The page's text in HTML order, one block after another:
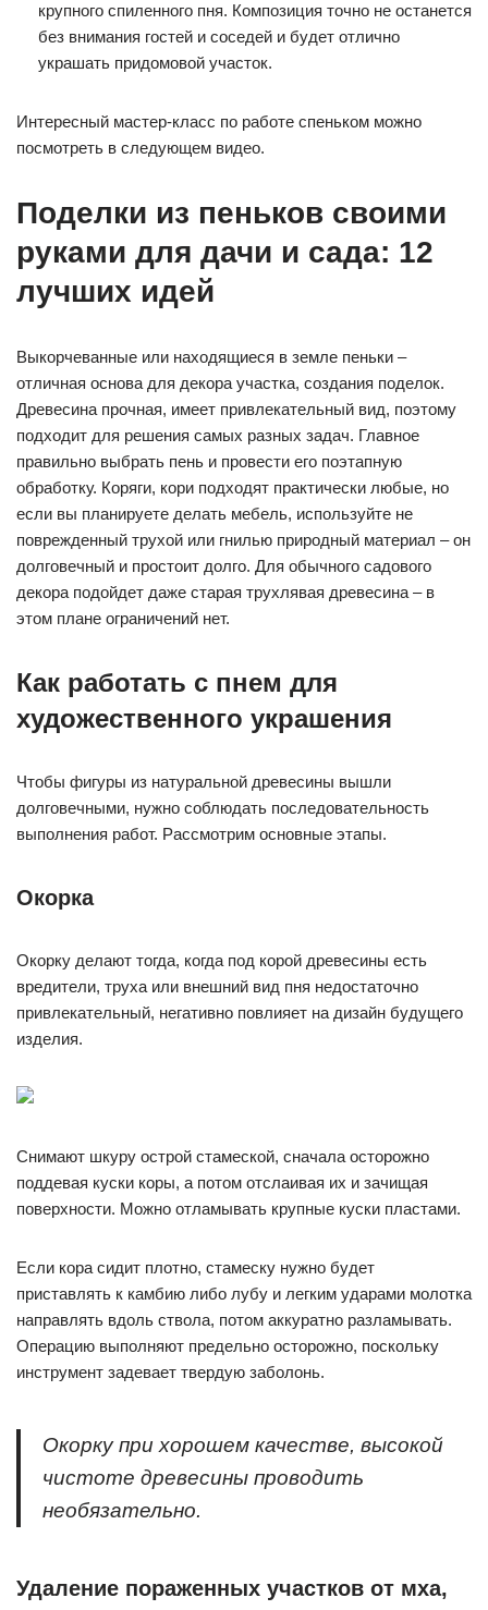
крупного спиленного пня. Композиция точно не останется
без внимания гостей и соседей и будет отлично
украшать придомовой участок.
Интересный мастер-класс по работе спеньком можно
посмотреть в следующем видео.
Поделки из пеньков своими
руками для дачи и сада: 12
лучших идей
Выкорчеванные или находящиеся в земле пеньки –
отличная основа для декора участка, создания поделок.
Древесина прочная, имеет привлекательный вид, поэтому
подходит для решения самых разных задач. Главное
правильно выбрать пень и провести его поэтапную
обработку. Коряги, кори подходят практически любые, но
если вы планируете делать мебель, используйте не
поврежденный трухой или гнилью природный материал – он
долговечный и простоит долго. Для обычного садового
декора подойдет даже старая трухлявая древесина – в
этом плане ограничений нет.
Как работать с пнем для
художественного украшения
Чтобы фигуры из натуральной древесины вышли
долговечными, нужно соблюдать последовательность
выполнения работ. Рассмотрим основные этапы.
Окорка
Окорку делают тогда, когда под корой древесины есть
вредители, труха или внешний вид пня недостаточно
привлекательный, негативно повлияет на дизайн будущего
изделия.
Снимают шкуру острой стамеской, сначала осторожно
поддевая куски коры, а потом отслаивая их и зачищая
поверхности. Можно отламывать крупные куски пластами.
Если кора сидит плотно, стамеску нужно будет
приставлять к камбию либо лубу и легким ударами молотка
направлять вдоль ствола, потом аккуратно разламывать.
Операцию выполняют предельно осторожно, поскольку
инструмент задевает твердую заболонь.
Окорку при хорошем качестве, высокой
чистоте древесины проводить
необязательно.
Удаление пораженных участков от мха,